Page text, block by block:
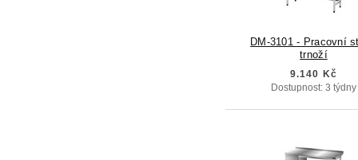
DM-3101 - Pracovní
trnoží
9.140 Kč
Dostupnost: 3 týdny